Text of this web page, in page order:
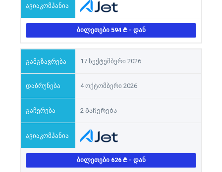
ᲑᲘᲚᲔᲗᲔᲑᲘ 594 - ᲓᲐᲜ
17 სექტემბერი 2026
4 ოქტომბერი 2026
2 Გაჩერება
ᲑᲘᲚᲔᲗᲔᲑᲘ 626 - ᲓᲐᲜ